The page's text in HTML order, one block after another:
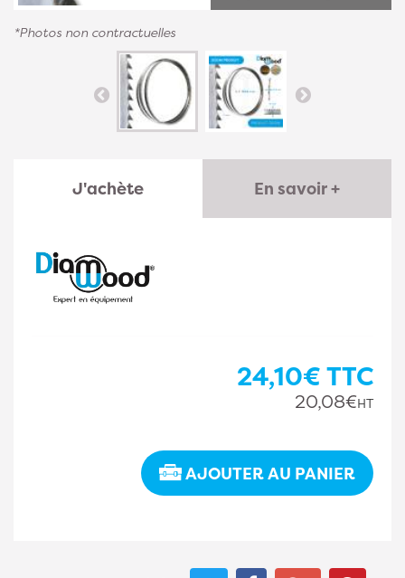
*Photos non contractuelles
J'achète En savoir +
24,10€TTC
20,08€HT
AJOUTER AU PANIER